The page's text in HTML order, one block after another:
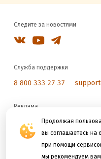
Продолжая
вы соглашаетесь на
при помощи
мы рекомендуем вам
Следите за новостями
Служба поддержки
8 800 333 27 37
Реклама
reklama@litres.ru
Мы принимаем к оплате